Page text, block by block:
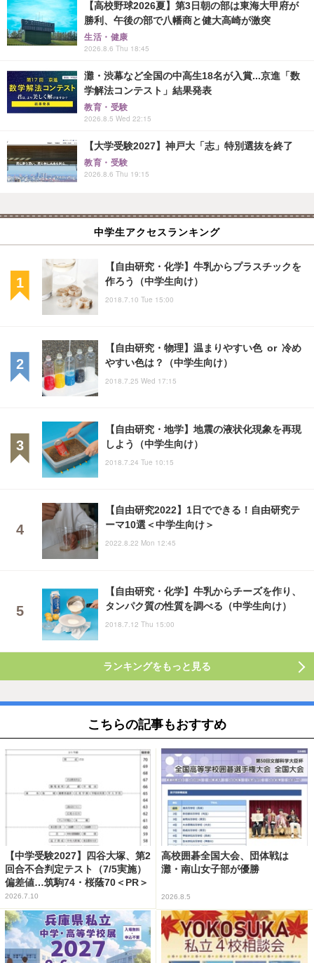
【高校野球2026夏】第3日朝の部は東海大甲府が
勝利、午後の部で八幡商と健大高崎が激突
生活・健康
2026.8.6 Thu 18:45
灘・渋幕など全国の中高生18名が入賞...京進「数
学解法コンテスト」結果発表
教育・受験
2026.8.5 Wed 22:15
【大学受験2027】神戸大「志」特別選抜を終了
教育・受験
2026.8.6 Thu 19:15
中学生アクセスランキング
【自由研究・化学】牛乳からプラスチックを
作ろう（中学生向け）
2018.7.10 Tue 15:00
【自由研究・物理】温まりやすい色 or 冷め
やすい色は？（中学生向け）
2018.7.25 Wed 17:15
【自由研究・地学】地震の液状化現象を再現
しよう（中学生向け）
2018.7.24 Tue 10:15
【自由研究2022】1日でできる！自由研究テ
ーマ10選＜中学生向け＞
2022.8.22 Mon 12:45
【自由研究・化学】牛乳からチーズを作り、
タンパク質の性質を調べる（中学生向け）
2018.7.12 Thu 15:00
ランキングをもっと見る
こちらの記事もおすすめ
【中学受験2027】四谷大塚、第2
回合不合判定テスト（7/5実施）
偏差値…筑駒74・桜蔭70＜PR＞
2026.7.10
高校囲碁全国大会、団体戦は
灘・南山女子部が優勝
2026.8.5